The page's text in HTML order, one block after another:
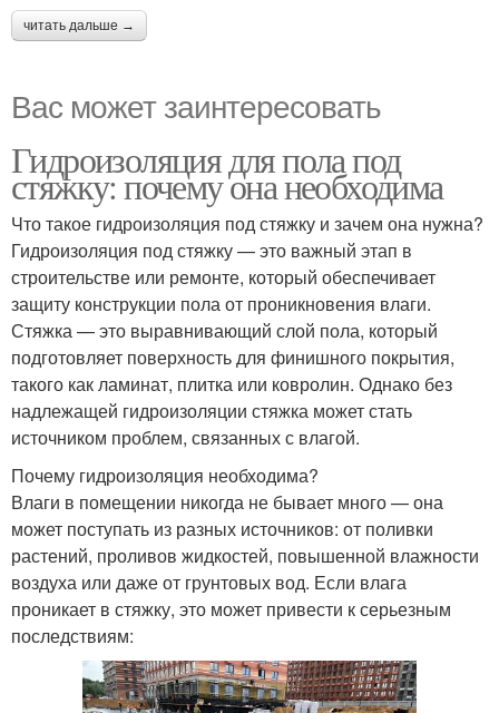
читать дальше →
Вас может заинтересовать
Гидроизоляция для пола под
стяжку: почему она необходима
Что такое гидроизоляция под стяжку и зачем она нужна?
Гидроизоляция под стяжку — это важный этап в
строительстве или ремонте, который обеспечивает
защиту конструкции пола от проникновения влаги.
Стяжка — это выравнивающий слой пола, который
подготовляет поверхность для финишного покрытия,
такого как ламинат, плитка или ковролин. Однако без
надлежащей гидроизоляции стяжка может стать
источником проблем, связанных с влагой.
Почему гидроизоляция необходима?
Влаги в помещении никогда не бывает много — она
может поступать из разных источников: от поливки
растений, проливов жидкостей, повышенной влажности
воздуха или даже от грунтовых вод. Если влага
проникает в стяжку, это может привести к серьезным
последствиям: